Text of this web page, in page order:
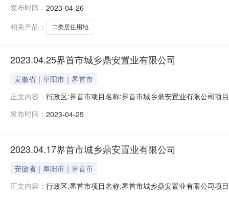
89800所属行业：4710批复单位：界首市规划局批复状
发布时间： 2023-04-26
相关产品：
二类居住用地
2023.04.25界首市城乡鼎安置业有限公司
安徽省｜阜阳市｜界首市
正文内容： 行政区:界首市项目名称:界首市城乡鼎安置业有限公司项
25约定开工时间:2023-08-25约定竣工时间:2025-08-25
发布时间： 2023-04-25
2023.04.17界首市城乡鼎安置业有限公司
安徽省｜阜阳市｜界首市
正文内容： 行政区:界首市项目名称:界首市城乡鼎安置业有限公司项